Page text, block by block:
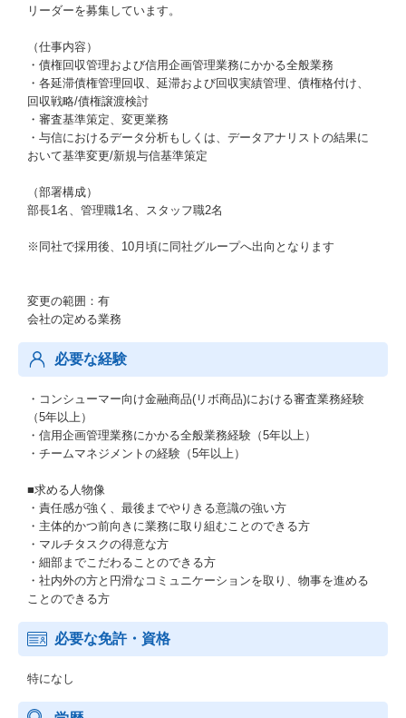
リーダーを募集しています。
（仕事内容）
・債権回収管理および信用企画管理業務にかかる全般業務
・各延滞債権管理回収、延滞および回収実績管理、債権格付け、
回収戦略/債権譲渡検討
・審査基準策定、変更業務
・与信におけるデータ分析もしくは、データアナリストの結果に
おいて基準変更/新規与信基準策定
（部署構成）
部長1名、管理職1名、スタッフ職2名
※同社で採用後、10月頃に同社グループへ出向となります
変更の範囲：有
会社の定める業務
必要な経験
・コンシューマー向け金融商品(リボ商品)における審査業務経験
（5年以上）
・信用企画管理業務にかかる全般業務経験（5年以上）
・チームマネジメントの経験（5年以上）
■求める人物像
・責任感が強く、最後までやりきる意識の強い方
・主体的かつ前向きに業務に取り組むことのできる方
・マルチタスクの得意な方
・細部までこだわることのできる方
・社内外の方と円滑なコミュニケーションを取り、物事を進める
ことのできる方
必要な免許・資格
特になし